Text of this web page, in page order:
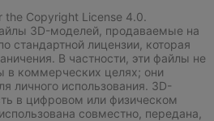
the Copyright License 4.0.
3D-моделей, продаваемые на
стандартной лицензии, которая
В частности, эти файлы не
в коммерческих целях; они
личного использования. 3D-
в цифровом или физическом
совместно, передана,